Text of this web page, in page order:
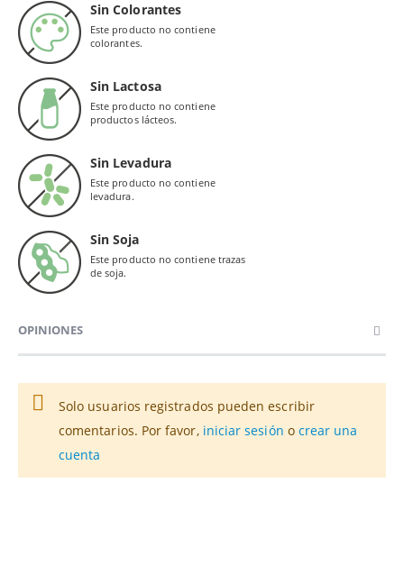
Sin Colorantes
Este producto no contiene
colorantes.
Sin Lactosa
Este producto no contiene
productos lácteos.
Sin Levadura
Este producto no contiene
levadura.
Sin Soja
Este producto no contiene trazas
de soja.
OPINIONES
Solo usuarios registrados pueden escribir
comentarios. Por favor, iniciar sesión o crear una
cuenta